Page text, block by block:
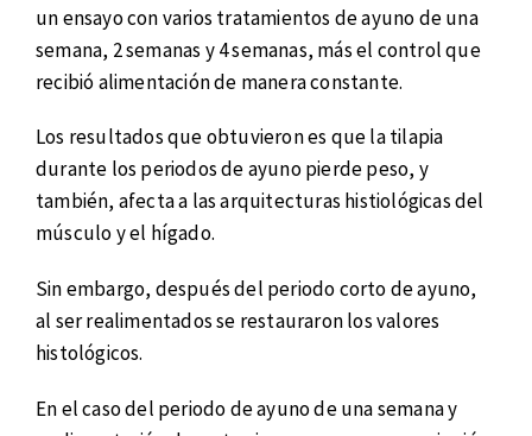
un ensayo con varios tratamientos de ayuno de una
semana, 2 semanas y 4 semanas, más el control que
recibió alimentación de manera constante.
Los resultados que obtuvieron es que la tilapia
durante los periodos de ayuno pierde peso, y
también, afecta a las arquitecturas histiológicas del
músculo y el hígado.
Sin embargo, después del periodo corto de ayuno,
al ser realimentados se restauraron los valores
histológicos.
En el caso del periodo de ayuno de una semana y